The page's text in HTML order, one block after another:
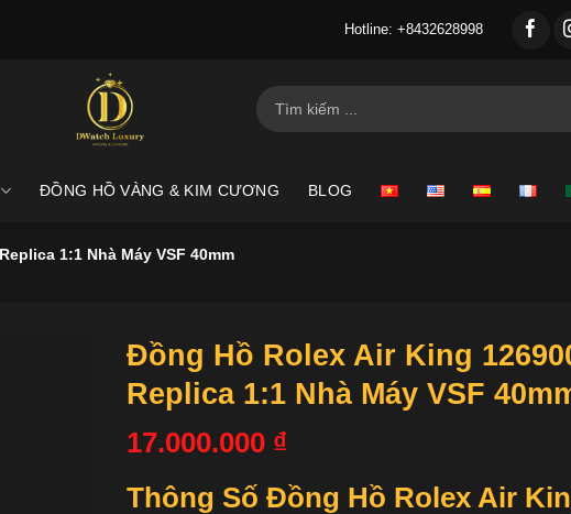
Hotline: +8432628998
Tìm
kiếm:
ĐỒNG HỒ VÀNG & KIM CƯƠNG BLOG
1:1 Nhà Máy VSF 40mm
Đồng Hồ Rolex Air King
Replica 1:1 Nhà Máy VSF
17.000.000 ₫
Thông Số Đồng Hồ Rolex Air